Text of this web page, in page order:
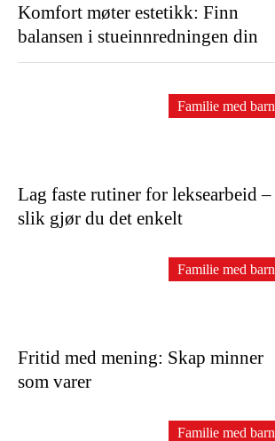
Komfort møter estetikk: Finn
balansen i stueinnredningen din
Lag faste rutiner for leksearbeid –
slik gjør du det enkelt
Familie med barn
Fritid med mening: Skap minner
som varer
Familie med barn
Familie med barn